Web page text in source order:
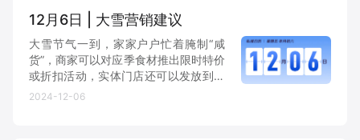
12月6日 | 大雪营销建议
大雪节气一到，家家户户忙着腌制“咸
货”，商家可以对应季食材推出限时特价
或折扣活动，实体门店还可以发放到店
优惠券，为门店引流。
2024-12-06